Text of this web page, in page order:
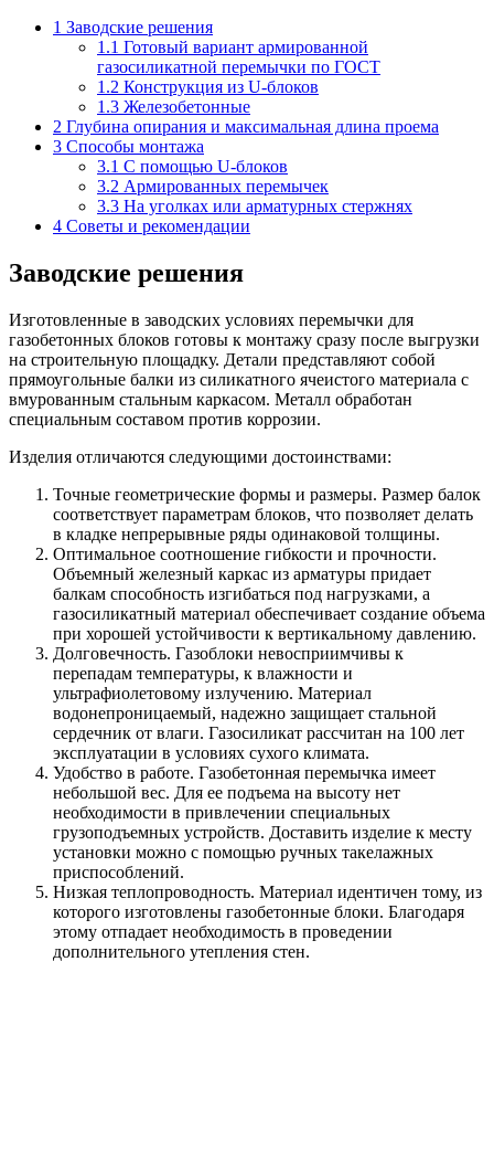
1 Заводские решения
1.1 Готовый вариант армированной
газосиликатной перемычки по ГОСТ
1.2 Конструкция из U-блоков
1.3 Железобетонные
2 Глубина опирания и максимальная длина проема
3 Способы монтажа
3.1 С помощью U-блоков
3.2 Армированных перемычек
3.3 На уголках или арматурных стержнях
4 Советы и рекомендации
Заводские решения
Изготовленные в заводских условиях перемычки для
газобетонных блоков готовы к монтажу сразу после выгрузки
на строительную площадку. Детали представляют собой
прямоугольные балки из силикатного ячеистого материала с
вмурованным стальным каркасом. Металл обработан
специальным составом против коррозии.
Изделия отличаются следующими достоинствами:
Точные геометрические формы и размеры. Размер балок
соответствует параметрам блоков, что позволяет делать
в кладке непрерывные ряды одинаковой толщины.
Оптимальное соотношение гибкости и прочности.
Объемный железный каркас из арматуры придает
балкам способность изгибаться под нагрузками, а
газосиликатный материал обеспечивает создание объема
при хорошей устойчивости к вертикальному давлению.
Долговечность. Газоблоки невосприимчивы к
перепадам температуры, к влажности и
ультрафиолетовому излучению. Материал
водонепроницаемый, надежно защищает стальной
сердечник от влаги. Газосиликат рассчитан на 100 лет
эксплуатации в условиях сухого климата.
Удобство в работе. Газобетонная перемычка имеет
небольшой вес. Для ее подъема на высоту нет
необходимости в привлечении специальных
грузоподъемных устройств. Доставить изделие к месту
установки можно с помощью ручных такелажных
приспособлений.
Низкая теплопроводность. Материал идентичен тому, из
которого изготовлены газобетонные блоки. Благодаря
этому отпадает необходимость в проведении
дополнительного утепления стен.